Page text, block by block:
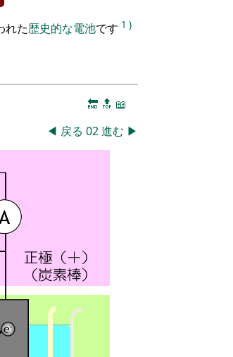
れた歴史的な電池です 1 )
🔚 🔝 📖
◀ 戻る 02進む ▶